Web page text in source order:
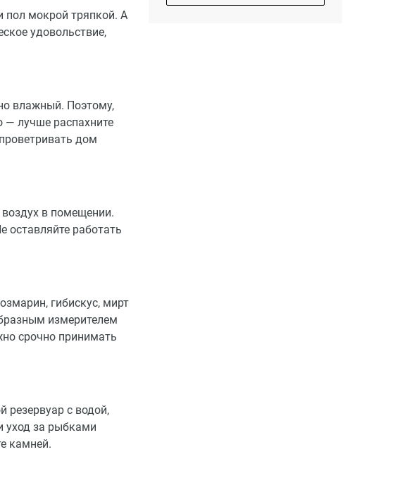
пол мокрой тряпкой. А
удовольствие,
влажный. Поэтому,
― лучше распахните
дом
в помещении.
работать
гибискус, мирт
измерителем
срочно принимать
резервуар с водой,
уход за рыбками
камней.